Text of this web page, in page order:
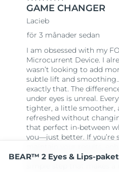
BEAR™ 2 Eyes & Lips-paket